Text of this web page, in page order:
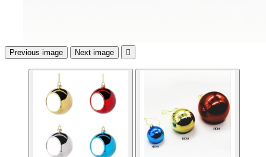
Previous image Next image 